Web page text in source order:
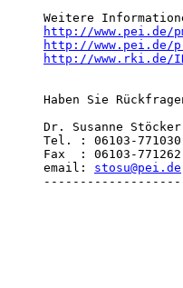
http://www.pei.de/
http://www.pei.de/
http://www.rki.de/
Haben Sie
Dr. Susanne Stöcker
Tel. : 06103-771030
Fax  : 06103-771262
email: stosu@pei.de